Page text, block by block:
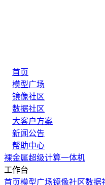
首页
模型广场
镜像社区
数据社区
大客户方案
新闻公告
帮助中心
裸金属超级计算一体机
工作台
首页模型广场镜像社区数据